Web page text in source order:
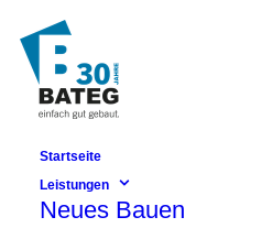
Startseite
Leistungen
Neues Bauen
Gymnasium
Rhenaniastraße